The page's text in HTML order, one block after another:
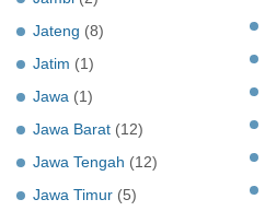
Jateng (8)
Jatim (1)
Jawa (1)
Jawa Barat (12)
Jawa Tengah (12)
Jawa Timur (5)